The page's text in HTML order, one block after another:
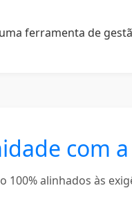
ferramenta de
com
100% alinhados às